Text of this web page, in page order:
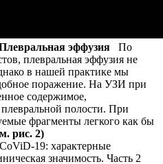
эффузия
По
плевральная эффузия не
в нашей практике мы
поражение. На УЗИ при
содержимое,
полости. При
фрагменты легкого как бы
рис. 2)